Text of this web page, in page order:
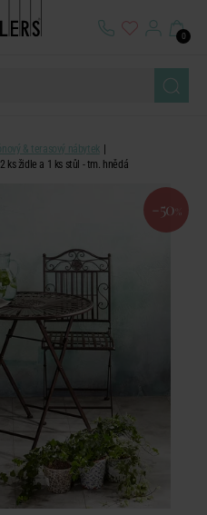
0
& terasový nábytek
ks židle a 1 ks stůl - tm. hnědá
-50 %